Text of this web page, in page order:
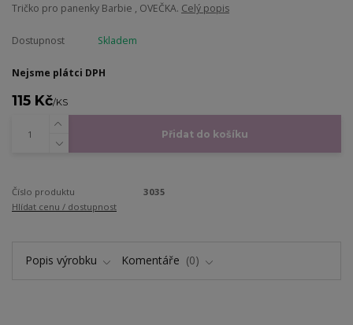
Tričko pro panenky Barbie , OVEČKA. Celý popis
Dostupnost Skladem
Nejsme plátci DPH
115 Kč/KS
Přidat do košíku
Číslo produktu
3035
Hlídat cenu / dostupnost
Popis výrobku Komentáře 0